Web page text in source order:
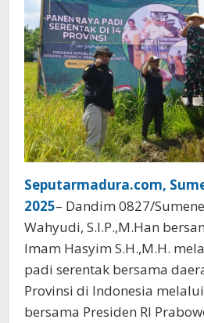
Seputarmadura.com,
2025– Dandim 0827/
Wahyudi, S.I.P.,M.Han
Imam Hasyim S.H.,M.H.
padi serentak bersama
Provinsi di Indonesia
bersama Presiden RI